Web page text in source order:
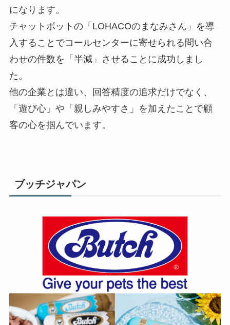
になります。
チャットボットの「LOHACOのまなみさん」を導
入することでコールセンターに寄せられる問い合
わせの件数を「半減」させることに成功しまし
た。
他の企業とは違い、回答精度の追求だけでなく、
「遊び心」や「親しみやすさ」を加えたことで顧
客の心を掴んでいます。
ブッチジャパン